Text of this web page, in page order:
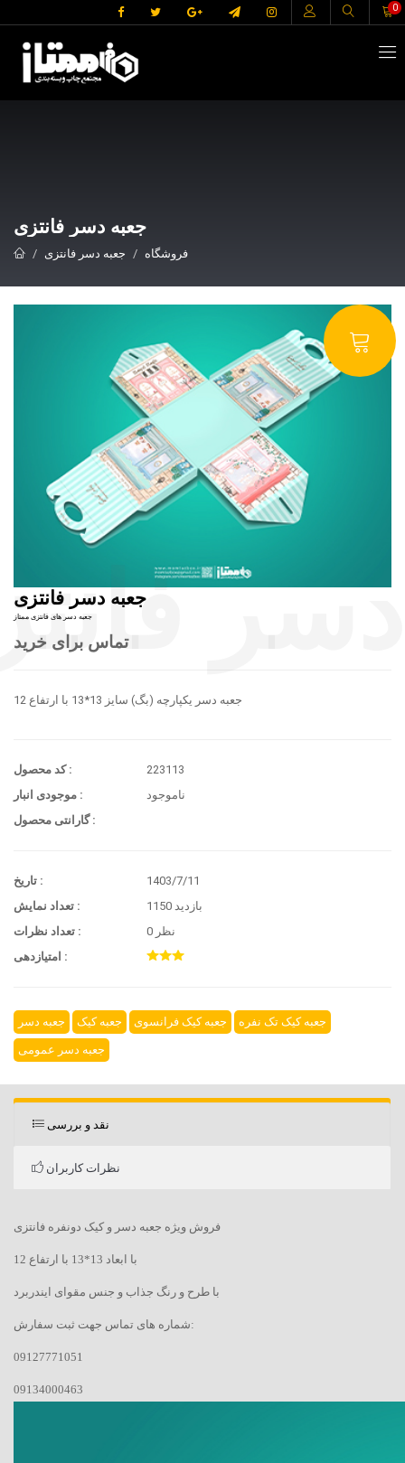
0
جعبه دسر فانتزی
فروشگاه جعبه دسر فانتزی
جعبه دسر فانتزی
جعبه دسر های فانتزی ممتاز
تماس برای خرید
جعبه دسر یکپارچه (بگ) سایز 13*13 با ارتفاع 12
کد محصول :
223113
موجودی انبار :
ناموجود
گارانتی محصول :
تاریخ :
1403/7/11
تعداد نمایش :
1150 بازدید
تعداد نظرات :
0 نظر
امتیازدهی :
جعبه دسر جعبه کیک جعبه کیک فرانسوی جعبه کیک تک نفره
جعبه دسر عمومی
نقد و بررسی
نظرات کاربران
فروش ویژه جعبه دسر و کیک دونفره فانتزی
با طرح و رنگ جذاب و جنس مقوای ایندربرد
شماره های تماس جهت ثبت سفارش:
09127771051
09134000463